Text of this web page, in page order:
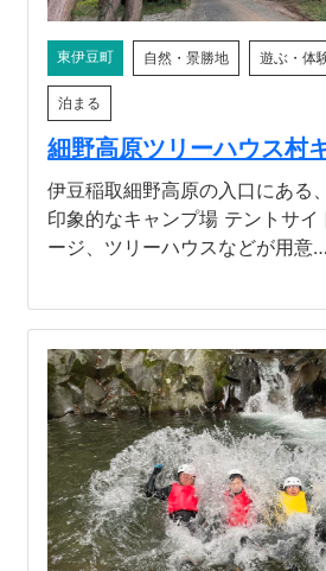
東伊豆町 自然・景勝地 遊ぶ・体
泊まる
細野高原ツリーハウス村
伊豆稲取細野高原の入口にある
印象的なキャンプ場 テントサイ
ージ、ツリーハウスなどが用意…